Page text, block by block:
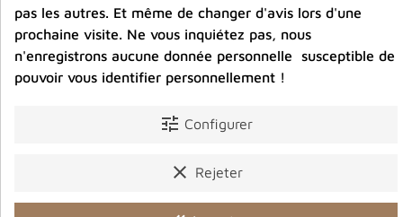
Partager :
Détails du produit Avis clients
pas les autres. Et même de changer d'avis lors d'une
prochaine visite. Ne vous inquiétez pas, nous
n'enregistrons aucune donnée personnelle susceptible de
pouvoir vous identifier personnellement !
tune Configurer
clear Rejeter